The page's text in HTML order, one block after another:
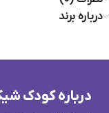
درباره برند
درباره کودک